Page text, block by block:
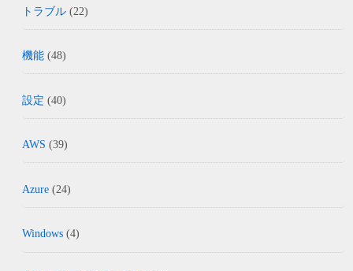
トラブル (22)
機能 (48)
設定 (40)
AWS (39)
Azure (24)
Windows (4)